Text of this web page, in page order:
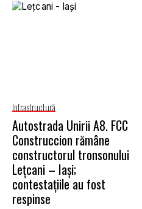
Infrastructură
Autostrada Unirii A8. FCC
Construccion rămâne
constructorul tronsonului
Lețcani – Iași;
contestațiile au fost
respinse